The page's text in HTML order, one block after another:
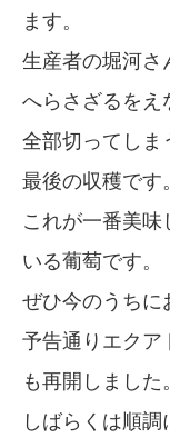
ます。
生産者の堀河さ
へらさざるをえ
全部切ってしま
最後の収穫です。
これが一番美味
いる葡萄です。
ぜひ今のうちに
予告通りエクア
も再開しました。
しばらくは順調